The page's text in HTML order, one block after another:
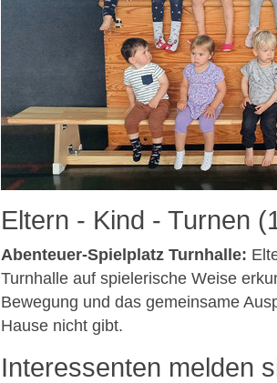
Eltern - Kind - Turnen
Abenteuer-Spielplatz Turnhalle:
Turnhalle auf spielerische Weise
Bewegung und das gemeinsame
Hause nicht gibt.
Interessenten melden